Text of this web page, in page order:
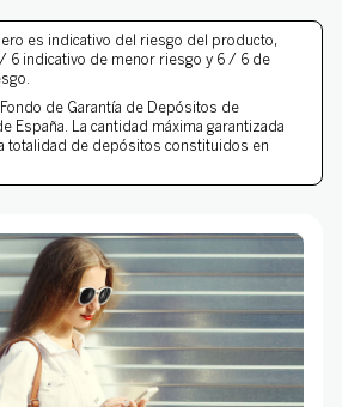
DE RIESGO 1 DE
es indicativo del riesgo del producto,
6 indicativo de menor riesgo y 6 / 6 de
Fondo de Garantía de Depósitos de
España. La cantidad máxima garantizada
de depósitos constituidos en